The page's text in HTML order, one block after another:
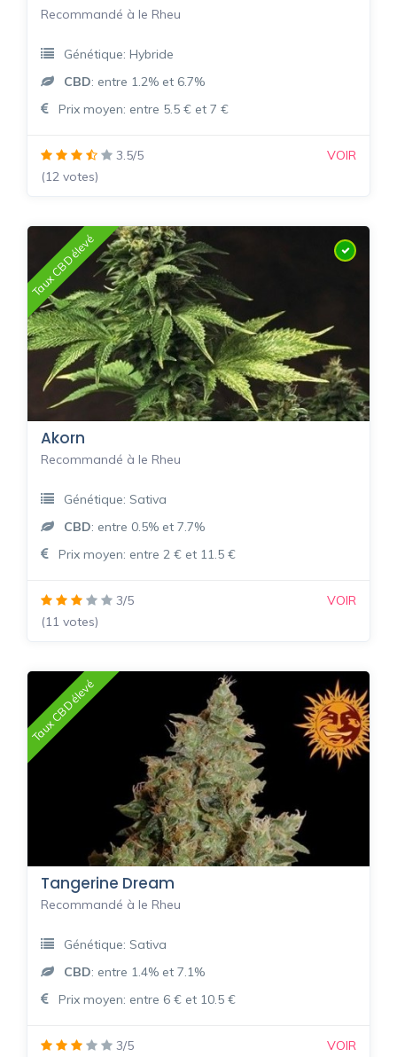
Recommandé à le Rheu
Génétique: Hybride
CBD: entre 1.2% et 6.7%
Prix moyen: entre 5.5 € et 7 €
3.5/5
(12 votes)
VOIR
Taux CBD élevé
Akorn
Recommandé à le Rheu
Génétique: Sativa
CBD: entre 0.5% et 7.7%
Prix moyen: entre 2 € et 11.5 €
3/5
(11 votes)
VOIR
Taux CBD élevé
Tangerine Dream
Recommandé à le Rheu
Génétique: Sativa
CBD: entre 1.4% et 7.1%
Prix moyen: entre 6 € et 10.5 €
3/5
VOIR